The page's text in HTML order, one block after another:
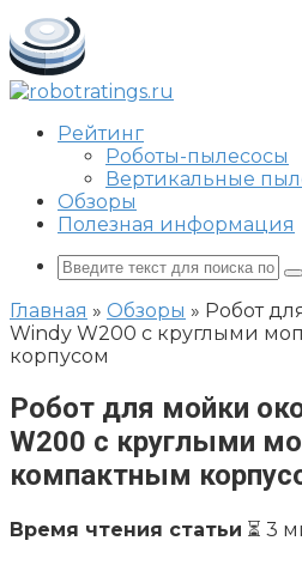
Перейти
к
контенту
Рейтинг
Роботы-пылесосы
Вертикальные
Обзоры
Полезная информация
Поиск:
Главная » Обзоры » Робот
Windy W200 с круглыми
корпусом
Робот для мойки
W200 с круглыми
компактным
Время чтения статьи ⏳ 3